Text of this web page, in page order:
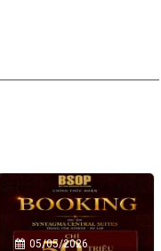
05/05/2026